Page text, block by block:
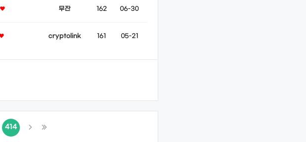
무잔 162 06-30
cryptolink 161 05-21
414